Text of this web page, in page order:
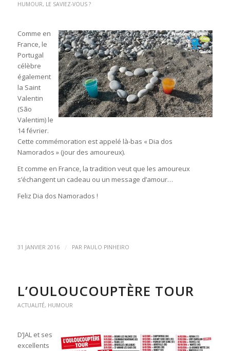
HUMOUR, LE SAVIEZ-VOUS ?
Comme en
France, le
Portugal
célèbre
également
la Saint
Valentin
(São
Valentim) le
14 février.
Cette commémoration est appelé là-bas « Dia dos
Namorados » (jour des amoureux).
Et comme en France, la tradition veut que les amoureux
s’échangent un cadeau ou un message d’amour…
Feliz Dia dos Namorados !
31 JANVIER 2016 / PAR PAULO PINHEIRO
L’OULOUCOUPTÈRE TOUR
ACTUALITÉ, HUMOUR
D’JAL et ses
excellents